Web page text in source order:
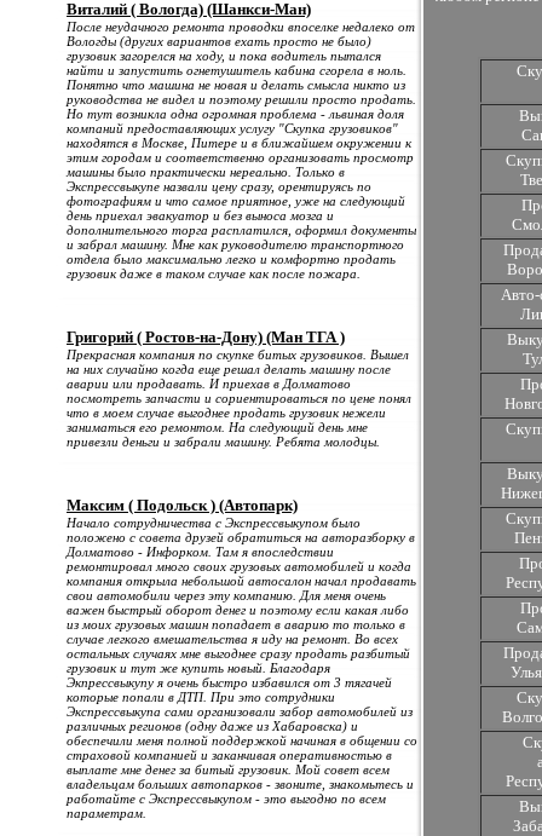
Виталий ( Вологда) (Шанкси-Ман)
После неудачного ремонта проводки впоселке недалеко от
Вологды (других вариантов ехать просто не было)
грузовик загорелся на ходу, и пока водитель пытался
найти и запустить огнетушитель кабина сгорела в ноль.
Понятно что машина не новая и делать смысла никто из
руководства не видел и поэтому решили просто продать.
Но тут возникла одна огромная проблема - львиная доля
компаний предоставляющих услугу "Скупка грузовиков"
находятся в Москве, Питере и в ближайшем окружении к
этим городам и соответственно организовать просмотр
машины было практически нереально. Только в
Экспрессвыкупе назвали цену сразу, орентируясь по
фотографиям и что самое приятное, уже на следующий
день приехал эвакуатор и без выноса мозга и
дополнительного торга расплатился, оформил документы
и забрал машину. Мне как руководителю транспортного
отдела было максимально легко и комфортно продать
грузовик даже в таком случае как после пожара.
Григорий ( Ростов-на-Дону) (Ман ТГА )
Прекрасная компания по скупке битых грузовиков. Вышел
на них случайно когда еще решал делать машину после
аварии или продавать. И приехав в Долматово
посмотреть запчасти и сориентироваться по цене понял
что в моем случае выгоднее продать грузовик нежели
заниматься его ремонтом. На следующий день мне
привезли деньги и забрали машину. Ребята молодцы.
Максим ( Подольск ) (Автопарк)
Начало сотрудничества с Экспрессвыкупом было
положено с совета друзей обратиться на авторазборку в
Долматово - Инфорком. Там я впоследствии
ремонтировал много своих грузовых автомобилей и когда
компания открыла небольшой автосалон начал продавать
свои автомобили через эту компанию. Для меня очень
важен быстрый оборот денег и поэтому если какая либо
из моих грузовых машин попадает в аварию то только в
случае легкого вмешательства я иду на ремонт. Во всех
остальных случаях мне выгоднее сразу продать разбитый
грузовик и тут же купить новый. Благодаря
Экпрессвыкупу я очень быстро избавился от 3 тягачей
которые попали в ДТП. При это сотрудники
Экспрессвыкупа сами организовали забор автомобилей из
различных регионов (одну даже из Хабаровска) и
обеспечили меня полной поддержкой начиная в общении со
страховой компанией и заканчивая оперативностью в
выплате мне денег за битый грузовик. Мой совет всем
владельцам больших автопарков - звоните, знакомьтесь и
работайте с Экспрессвыкупом - это выгодно по всем
параметрам.
Авто-